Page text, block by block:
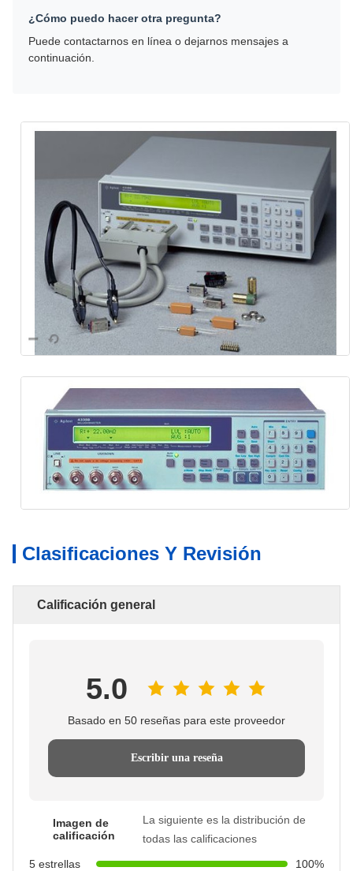
¿Cómo puedo hacer otra pregunta?
Puede contactarnos en línea o dejarnos mensajes a
continuación.
Clasificaciones Y Revisión
Calificación general
5.0
Basado en 50 reseñas para este proveedor
Escribir una reseña
Imagen de
calificación
La siguiente es la distribución de
todas las calificaciones
5 estrellas
100%